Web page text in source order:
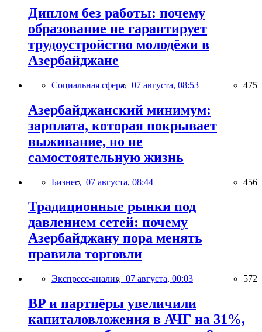
Диплом без работы: почему
образование не гарантирует
трудоустройство молодёжи в
Азербайджане
Социальная сфера, 07 августа, 08:53 475
Азербайджанский минимум:
зарплата, которая покрывает
выживание, но не
самостоятельную жизнь
Бизнес, 07 августа, 08:44 456
Традиционные рынки под
давлением сетей: почему
Азербайджану пора менять
правила торговли
Экспресс-анализ, 07 августа, 00:03 572
BP и партнёры увеличили
капиталовложения в АЧГ на 31%,